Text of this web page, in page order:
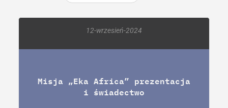
12-wrzesień-2024
Misja „Eka Africa” prezentacja
i świadectwo